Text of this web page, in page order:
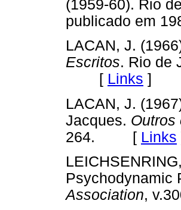
(1959-60). Rio
publicado em
LACAN, J.
Escritos. Rio de
[ Links ]
LACAN, J.
Jacques. Outros
264. [ Links
Psychodynamic
Association,